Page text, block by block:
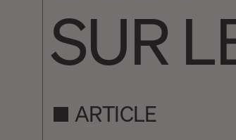
SUR
ARTICLE